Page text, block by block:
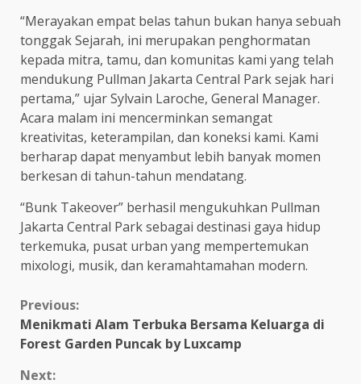
“Merayakan empat belas tahun bukan hanya sebuah
tonggak Sejarah, ini merupakan penghormatan
kepada mitra, tamu, dan komunitas kami yang telah
mendukung Pullman Jakarta Central Park sejak hari
pertama,” ujar Sylvain Laroche, General Manager.
Acara malam ini mencerminkan semangat
kreativitas, keterampilan, dan koneksi kami. Kami
berharap dapat menyambut lebih banyak momen
berkesan di tahun-tahun mendatang.
“Bunk Takeover” berhasil mengukuhkan Pullman
Jakarta Central Park sebagai destinasi gaya hidup
terkemuka, pusat urban yang mempertemukan
mixologi, musik, dan keramahtamahan modern.
Continue
Reading
Previous:
Menikmati Alam Terbuka Bersama Keluarga di
Forest Garden Puncak by Luxcamp
Next: